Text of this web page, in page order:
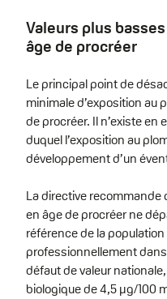
Valeurs plus
âge de procréer
Le principal point de
minimale d’exposition au
de procréer. Il n’existe en
duquel l’exposition au
développement d’un
La directive recommande
en âge de procréer ne
référence de la
professionnellement
défaut de valeur
biologique de 4,5 µg/100